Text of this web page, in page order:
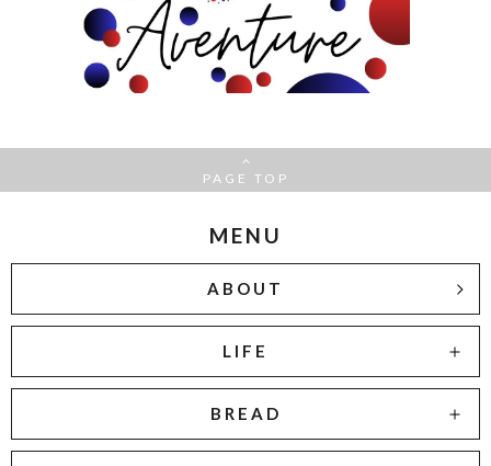
PAGE TOP
MENU
ABOUT
LIFE
BREAD